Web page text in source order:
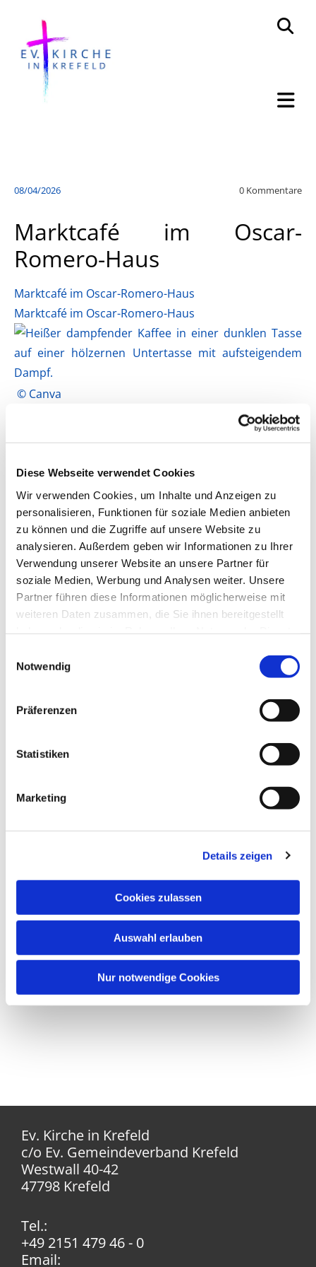
Diese Webseite verwendet Cookies
Wir verwenden Cookies, um Inhalte und Anzeigen zu
personalisieren, Funktionen für soziale Medien anbieten
zu können und die Zugriffe auf unsere Website zu
analysieren. Außerdem geben wir Informationen zu Ihrer
Verwendung unserer Website an unsere Partner für
soziale Medien, Werbung und Analysen weiter. Unsere
Partner führen diese Informationen möglicherweise mit
weiteren Daten zusammen, die Sie ihnen bereitgestellt
Notwendig
Präferenzen
Statistiken
Marketing
Details zeigen
Cookies zulassen
Auswahl erlauben
Nur notwendige Cookies
08/04/2026 0 Kommentare
Marktcafé im Oscar-
Romero-Haus
Marktcafé im Oscar-Romero-Haus
Marktcafé im Oscar-Romero-Haus
© Canva
Oscar-Romero-Haus, Platanenstraße 7A, 47829
Alle Veranstaltungen und Termine unter Vorbehalt!
Ev. Kirche in Krefeld
c/o Ev. Gemeindeverband Krefeld
Westwall 40-42
47798 Krefeld
Tel.:
+49 2151 479 46 - 0
Email: